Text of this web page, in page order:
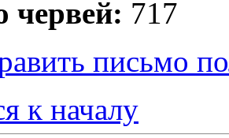
червей: 717
письмо
к началу